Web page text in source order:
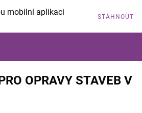
mobilní aplikaci STÁHNOUT
OPRAVY STAVEB V